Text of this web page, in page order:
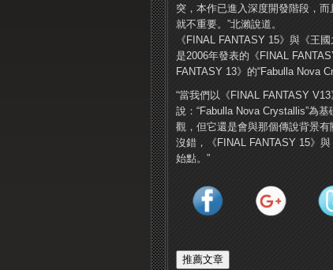
突，本作已進入深度開發階段，
就不重要。”北瀨說道。
《FINAL FANTASY 15》與《王
是2006年發表的《FINAL
FANTASY 13》的“Fabulla Nova
“當我們以《FINAL FANTASY
說：“Fabulla Nova Crystallis”為
觀，但它還是會與那個傳說背景
沒錯，《FINAL FANTASY 15》
始點。”